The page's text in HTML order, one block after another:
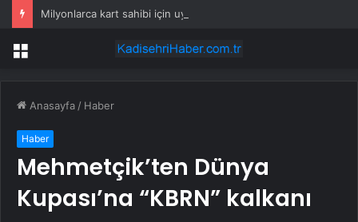
Menü
Anasayfa / Haber
Haber
Mehmetçik’ten Dünya
Kupası’na “KBRN” kalkanı